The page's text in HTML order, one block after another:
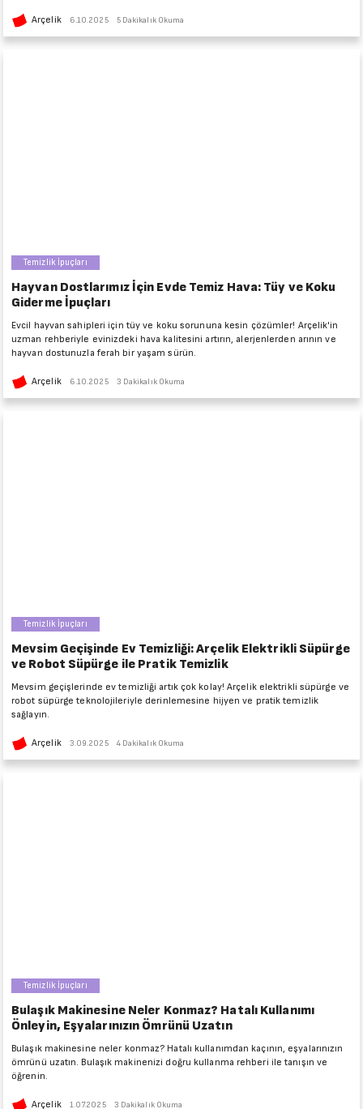
Arçelik 6.10.2025 5 Dakikalık Okuma
Temizlik İpuçları
Hayvan Dostlarımız İçin Evde Temiz Hava: Tüy ve Koku
Giderme İpuçları
Evcil hayvan sahipleri için tüy ve koku sorununa kesin çözümler! Arçelik'in
uzman rehberiyle evinizdeki hava kalitesini artırın, alerjenlerden arının ve
hayvan dostunuzla ferah bir yaşam sürün.
Arçelik 6.10.2025 3 Dakikalık Okuma
Temizlik İpuçları
Mevsim Geçişinde Ev Temizliği: Arçelik Elektrikli Süpürge
ve Robot Süpürge ile Pratik Temizlik
Mevsim geçişlerinde ev temizliği artık çok kolay! Arçelik elektrikli süpürge ve
robot süpürge teknolojileriyle derinlemesine hijyen ve pratik temizlik
sağlayın.
Arçelik 3.09.2025 4 Dakikalık Okuma
Temizlik İpuçları
Bulaşık Makinesine Neler Konmaz? Hatalı Kullanımı
Önleyin, Eşyalarınızın Ömrünü Uzatın
Bulaşık makinesine neler konmaz? Hatalı kullanımdan kaçının, eşyalarınızın
ömrünü uzatın. Bulaşık makinenizi doğru kullanma rehberi ile tanışın ve
öğrenin.
Arçelik 1.07.2025 3 Dakikalık Okuma